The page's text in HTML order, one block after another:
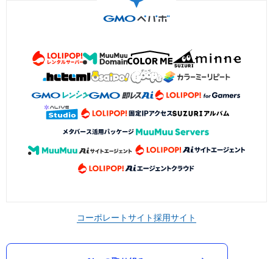
コーポレートサイト採用サイト